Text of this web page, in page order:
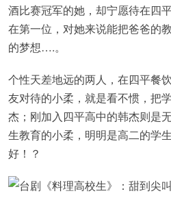
酒比赛冠军的她，却宁愿待在四
在第一位，对她来说能把爸爸的
的梦想….。
个性天差地远的两人，在四平餐
友对待的小柔，就是看不惯，把
杰；刚加入四平高中的韩杰则是
生教育的小柔，明明是高二的学
好！？